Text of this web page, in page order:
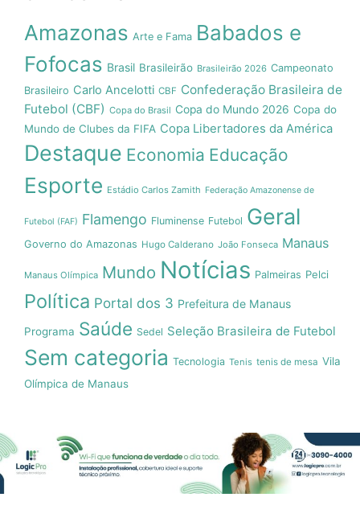
Amazonas Arte e Fama Babados e
Fofocas Brasil Brasileirão Brasileirão 2026 Campeonato
Brasileiro Carlo Ancelotti CBF Confederação Brasileira de
Futebol (CBF) Copa do Brasil Copa do Mundo 2026 Copa do
Mundo de Clubes da FIFA Copa Libertadores da América
Destaque Economia Educação
Esporte Estádio Carlos Zamith Federação Amazonense de
Futebol (FAF) Flamengo Fluminense Futebol Geral
Governo do Amazonas Hugo Calderano João Fonseca Manaus
Manaus Olímpica Mundo Notícias Palmeiras Pelci
Política Portal dos 3 Prefeitura de Manaus
Programa Saúde Sedel Seleção Brasileira de Futebol
Sem categoria Tecnologia Tenis tenis de mesa Vila
Olímpica de Manaus